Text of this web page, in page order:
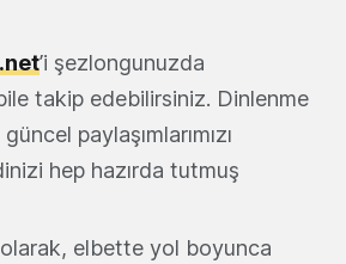
’i şezlongunuzda
takip edebilirsiniz. Dinlenme
paylaşımlarımızı
hep hazırda tutmuş
elbette yol boyunca